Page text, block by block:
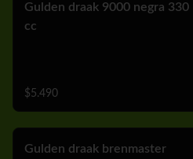
Gulden draak 9000 negra 330
cc
$5.490
Gulden draak brenmaster